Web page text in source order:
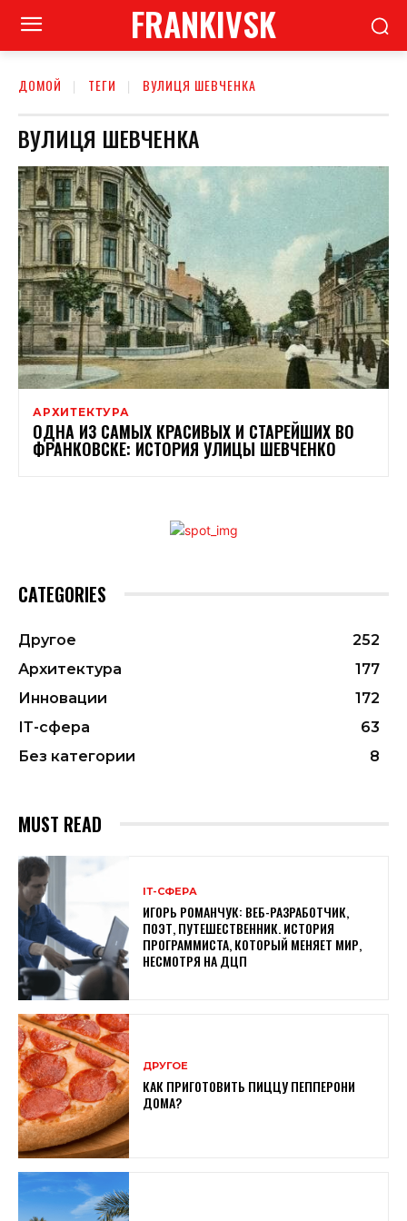
FRANKIVSK
ДОМОЙ ТЕГИ ВУЛИЦЯ ШЕВЧЕНКА
ВУЛИЦЯ ШЕВЧЕНКА
АРХИТЕКТУРА
ОДНА ИЗ САМЫХ КРАСИВЫХ И СТАРЕЙШИХ ВО
ФРАНКОВСКЕ: ИСТОРИЯ УЛИЦЫ ШЕВЧЕНКО
CATEGORIES
Другое
252
Архитектура
177
Инновации
172
ІТ-сфера
63
Без категории
8
MUST READ
ІТ-СФЕРА
ИГОРЬ РОМАНЧУК: ВЕБ-РАЗРАБОТЧИК,
ПОЭТ, ПУТЕШЕСТВЕННИК. ИСТОРИЯ
ПРОГРАММИСТА, КОТОРЫЙ МЕНЯЕТ МИР,
НЕСМОТРЯ НА ДЦП
ДРУГОЕ
КАК ПРИГОТОВИТЬ ПИЦЦУ ПЕППЕРОНИ
ДОМА?